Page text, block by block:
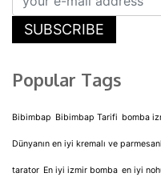
SUBSCRIBE
Popular Tags
Bibimbap Bibimbap Tarifi bomba
Dünyanın en iyi kremalı ve
tarator En iyi izmir bomba en iyi